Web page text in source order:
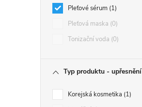
Pleťové sérum 1
Pleťová maska 0
Tonizační voda 0
Typ produktu - upřesnění
Korejská kosmetika 1